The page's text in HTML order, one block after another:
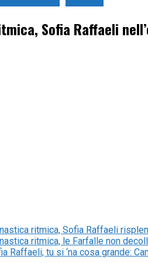
Sofia Raffaeli
ritmica, Sofia Raffaeli
ritmica, le Farfalle non
Raffaeli, tu si ‘na cosa grande: